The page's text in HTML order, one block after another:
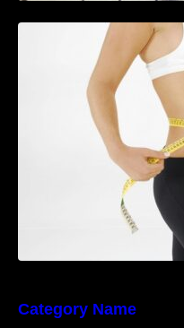
în greutate
perioada
riscul de
Category Name